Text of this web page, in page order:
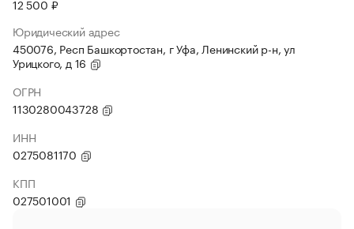
12 500 ₽
Юридический адрес
450076, Респ Башкортостан, г Уфа, Ленинский р-н, ул
Урицкого, д 16
ОГРН
1130280043728
ИНН
0275081170
КПП
027501001